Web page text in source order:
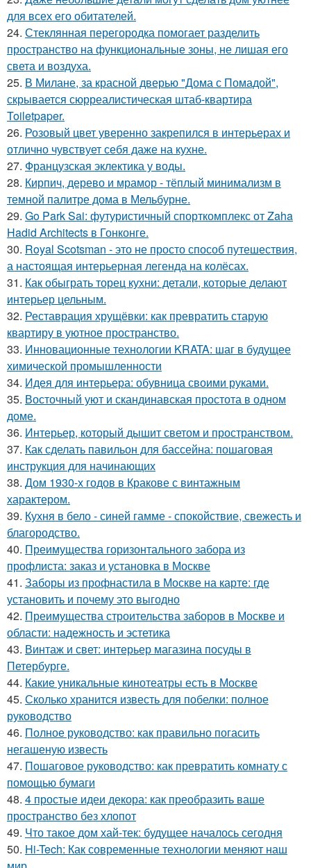
для всех его обитателей.
24. Стеклянная перегородка помогает разделить
пространство на функциональные зоны, не лишая его
света и воздуха.
25. В Милане, за красной дверью "Дома с Помадой",
скрывается сюрреалистическая штаб-квартира
Toiletpaper.
26. Розовый цвет уверенно закрепился в интерьерах и
отлично чувствует себя даже на кухне.
27. Французская эклектика у воды.
28. Кирпич, дерево и мрамор - тёплый минимализм в
темной палитре дома в Мельбурне.
29. Go Park Sai: футуристичный спорткомплекс от Zaha
Hadid Architects в Гонконге.
30. Royal Scotsman - это не просто способ путешествия,
а настоящая интерьерная легенда на колёсах.
31. Как обыграть торец кухни: детали, которые делают
интерьер цельным.
32. Реставрация хрущёвки: как превратить старую
квартиру в уютное пространство.
33. Инновационные технологии KRATA: шаг в будущее
химической промышленности
34. Идея для интерьера: обувница своими руками.
35. Восточный уют и скандинавская простота в одном
доме.
36. Интерьер, который дышит светом и пространством.
37. Как сделать павильон для бассейна: пошаговая
инструкция для начинающих
38. Дом 1930-х годов в Кракове с винтажным
характером.
39. Кухня в бело - синей гамме - спокойствие, свежесть и
благородство.
40. Преимущества горизонтального забора из
профлиста: заказ и установка в Москве
41. Заборы из профнастила в Москве на карте: где
установить и почему это выгодно
42. Преимущества строительства заборов в Москве и
области: надежность и эстетика
43. Винтаж и свет: интерьер магазина посуды в
Петербурге.
44. Какие уникальные кинотеатры есть в Москве
45. Сколько хранится известь для побелки: полное
руководство
46. Полное руководство: как правильно погасить
негашеную известь
47. Пошаговое руководство: как превратить комнату с
помощью бумаги
48. 4 простые идеи декора: как преобразить ваше
пространство без хлопот
49. Что такое дом хай-тек: будущее началось сегодня
50. Hi-Tech: Как современные технологии меняют наш